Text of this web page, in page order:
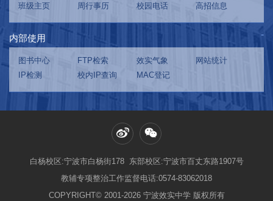
班级主页 周行事历 校园电话 高招信息
内部使用
图书中心 FTP检索 效实气象
网站统计
IP检测
校内IP查询 MAC登记
白杨校区:宁波市白杨街178 东部校区:宁波市百丈东路1907号
教辅专项整治工作监督电话:0574-83062018
COPYRIGHT© 2001-2026 宁波效实中学 版权所有